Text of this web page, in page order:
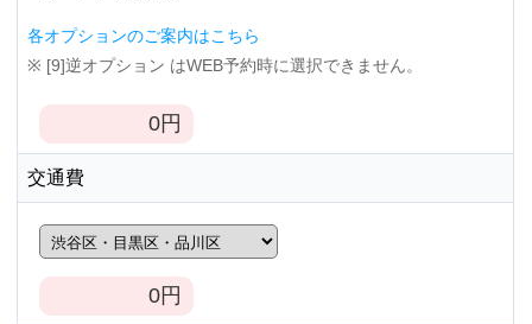
各オプションのご案内はこちら
※ [9]逆オプション はWEB予約時に選択できません。
0円
交通費
0円